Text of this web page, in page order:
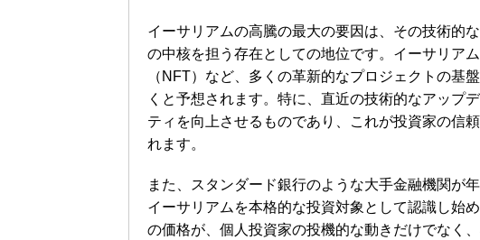
イーサリアムの高騰の最大の要因は、その技術的
の中核を担う存在としての地位です。イーサリア
（NFT）など、多くの革新的なプロジェクトの基
くと予想されます。特に、直近の技術的なアップ
ティを向上させるものであり、これが投資家の信
れます。
また、スタンダード銀行のような大手金融機関が
イーサリアムを本格的な投資対象として認識し始
の価格が、個人投資家の投機的な動きだけでなく